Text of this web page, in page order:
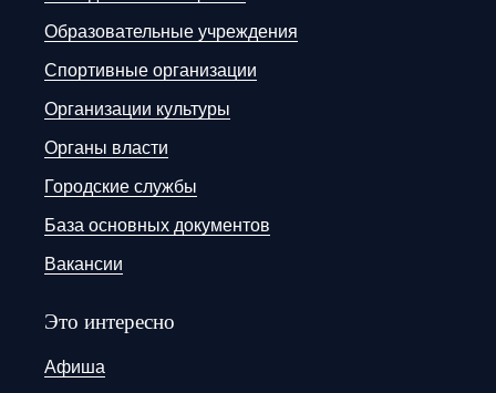
Образовательные учреждения
Спортивные организации
Организации культуры
Органы власти
Городские службы
База основных документов
Вакансии
Это интересно
Афиша